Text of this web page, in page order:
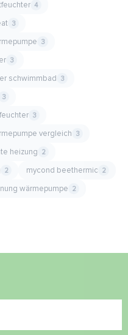
4
3
3
3
schwimmbad 3
3
3
vergleich 3
heizung 2
2 mycond beethermic 2
wärmepumpe 2